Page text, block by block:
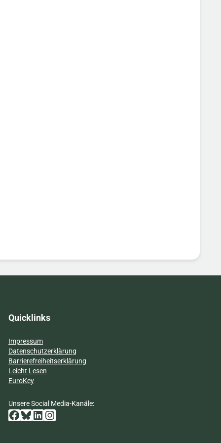
Quicklinks
Impressum
Datenschutzerklärung
Barrierefreiheitserklärung
Leicht Lesen
EuroKey
Unsere Social Media-Kanäle:
Facebook
Bluesky
LinkedIn
Instagram